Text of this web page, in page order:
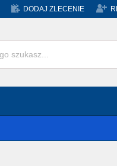
DODAJ ZLECENIE